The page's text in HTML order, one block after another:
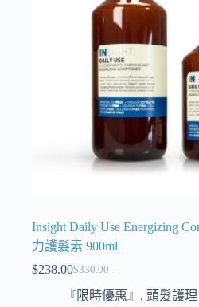
Insight Daily Use Energizing
力護髮素 900ml
$330.00
$238.00
『限時優惠』 , 頭髮護理